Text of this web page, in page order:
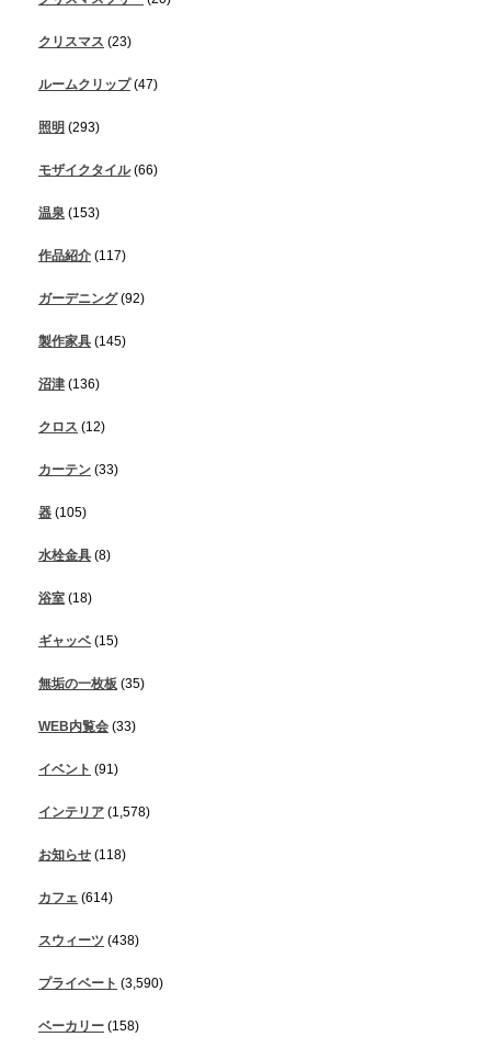
クリスマス (23)
ルームクリップ(47)
照明 (293)
モザイクタイル(66)
温泉 (153)
作品紹介 (117)
ガーデニング(92)
製作家具 (145)
沼津 (136)
クロス (12)
カーテン (33)
器 (105)
水栓金具 (8)
浴室 (18)
ギャッベ (15)
無垢の一枚板 (35)
WEB内覧会 (33)
イベント (91)
インテリア (1,578)
お知らせ (118)
カフェ (614)
スウィーツ (438)
プライベート (3,590)
ベーカリー (158)